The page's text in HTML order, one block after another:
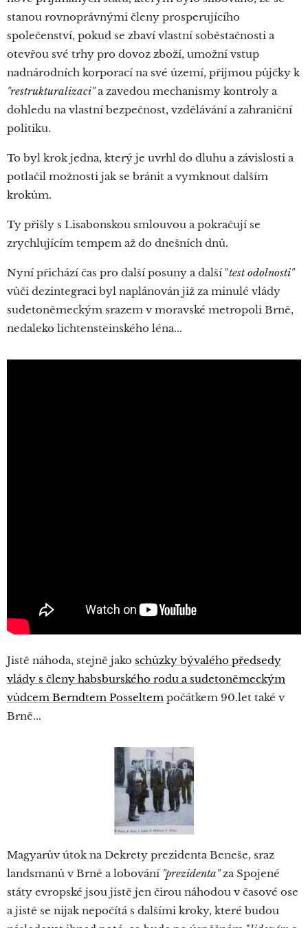
stanou rovnoprávnými členy prosperujícího
společenství, pokud se zbaví vlastní soběstačnosti a
otevřou své trhy pro dovoz zboží, umožní vstup
nadnárodních korporací na své území, přijmou půjčky k
"restrukturalizaci"a zavedou mechanismy kontroly a
dohledu na vlastní bezpečnost, vzdělávání a zahraniční
politiku.
To byl krok jedna, který je uvrhl do dluhu a závislosti a
potlačil možnosti jak se bránit a vymknout dalším
krokům.
Ty přišly s Lisabonskou smlouvou a pokračují se
zrychlujícím tempem až do dnešních dnů.
Nyní přichází čas pro další posuny a další "test odolnosti"
vůči dezintegraci byl naplánován již za minulé vlády
sudetoněmeckým srazem v moravské metropoli Brně,
nedaleko lichtensteinského léna...
Jistě náhoda, stejně jako schůzky bývalého předsedy
vlády s členy habsburského rodu a sudetoněmeckým
vůdcem Berndtem Posseltem počátkem 90.let také v
Brně...
Magyarův útok na Dekrety prezidenta Beneše, sraz
landsmanů v Brně a lobování "prezidenta"za Spojené
státy evropské jsou jistě jen čirou náhodou v časové ose
a jistě se nijak nepočítá s dalšími kroky, které budou